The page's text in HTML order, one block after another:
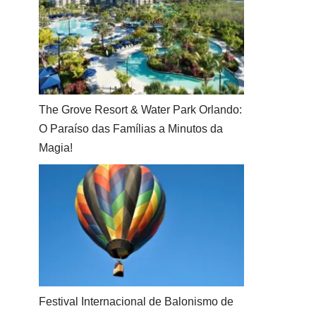
The Grove Resort & Water Park Orlando:
O Paraíso das Famílias a Minutos da
Magia!
Festival Internacional de Balonismo de